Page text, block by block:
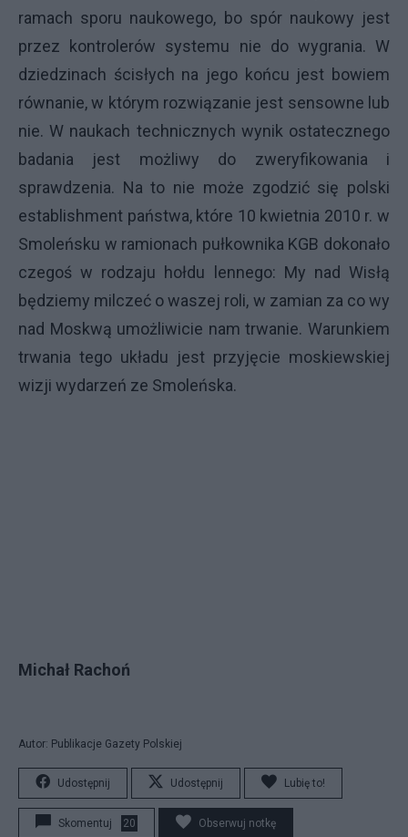
ramach sporu naukowego, bo spór naukowy jest
przez kontrolerów systemu nie do wygrania. W
dziedzinach ścisłych na jego końcu jest bowiem
równanie, w którym rozwiązanie jest sensowne lub
nie. W naukach technicznych wynik ostatecznego
badania jest możliwy do zweryfikowania i
sprawdzenia. Na to nie może zgodzić się polski
establishment państwa, które 10 kwietnia 2010 r. w
Smoleńsku w ramionach pułkownika KGB dokonało
czegoś w rodzaju hołdu lennego: My nad Wisłą
będziemy milczeć o waszej roli, w zamian za co wy
nad Moskwą umożliwicie nam trwanie. Warunkiem
trwania tego układu jest przyjęcie moskiewskiej
wizji wydarzeń ze Smoleńska.
Michał Rachoń
Autor: Publikacje Gazety Polskiej
Udostępnij Udostępnij Lubię to!
Skomentuj 20 Obserwuj notkę